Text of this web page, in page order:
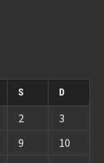
S D
2
3
9
10